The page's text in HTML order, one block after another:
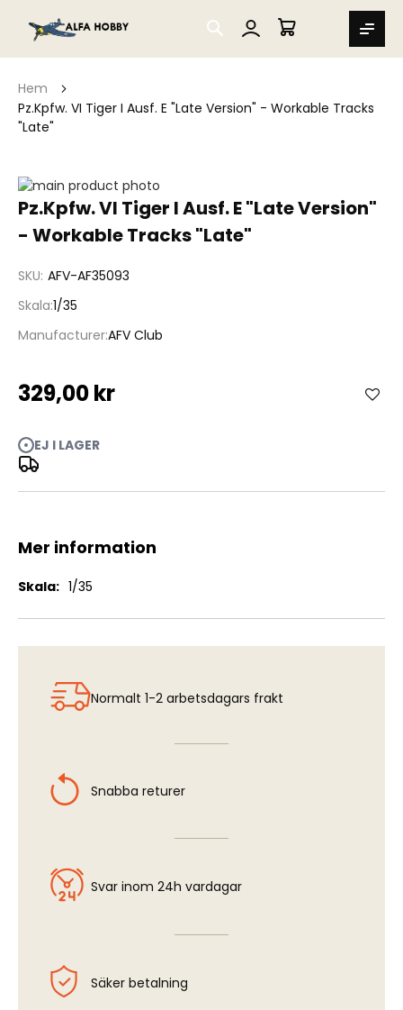
SEARCH
MIN VARUKORG
Hem
Pz.Kpfw. VI Tiger I Ausf. E "Late Version" - Workable Tracks
"Late"
Pz.Kpfw. VI Tiger I Ausf. E "Late Version"
- Workable Tracks "Late"
SKU AFV-AF35093
Skala 1/35
ManufacturerAFV Club
329,00 kr
EJ I LAGER
Hoppa
till
av
Pz.Kpfw. VI Tiger I Ausf. E "Late Version" - Workable
Hoppa
början
bildgalleriet
Mer information
Mer
1/35
Normalt 1-2 arbetsdagars frakt
Snabba returer
Svar inom 24h vardagar
Säker betalning